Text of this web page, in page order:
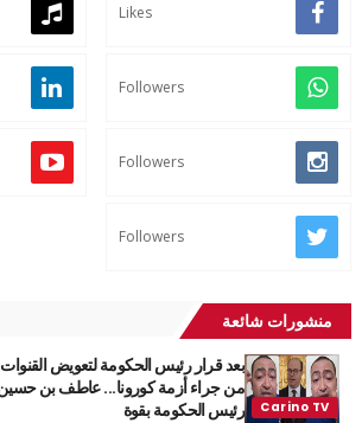
Likes
Followers
Followers
Followers
منشورات شائعة
بعد قرار رئيس الحكومة لتعويض
من جراء أزمة كورونا... عاطف بن
رئيس الحكومة بقوة